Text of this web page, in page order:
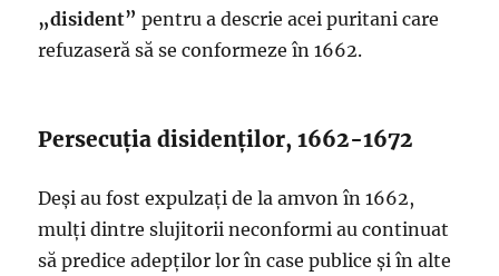
„disident” pentru a descrie acei puritani care
refuzaseră să se conformeze în 1662.
Persecuția disidenților, 1662-1672
Deși au fost expulzați de la amvon în 1662,
mulți dintre slujitorii neconformi au continuat
să predice adepților lor în case publice și în alte